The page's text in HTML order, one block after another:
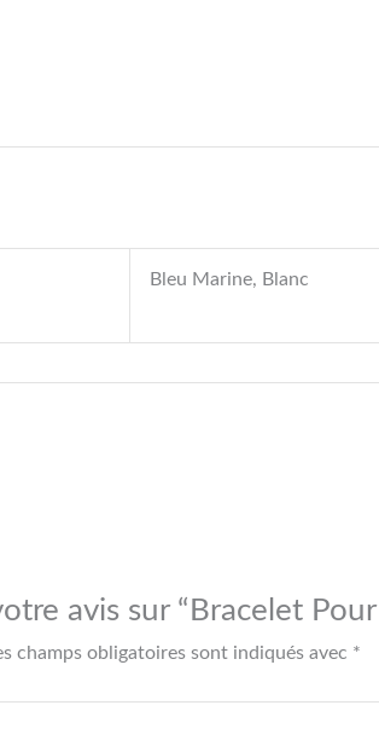
Bleu Marine, Blanc
avis sur “Bracelet
champs obligatoires sont indiqués avec *